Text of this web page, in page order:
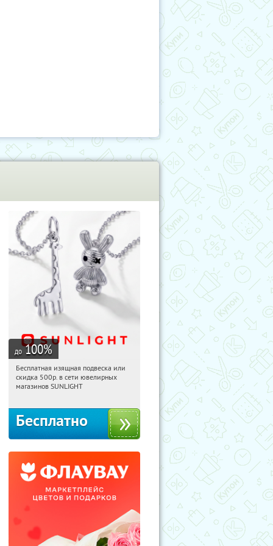
до 100%
10:16:58 Получили:
Россия
Бесплатная изящная подвеска или
скидка 500р. в сети ювелирных
магазинов SUNLIGHT
Бесплатно